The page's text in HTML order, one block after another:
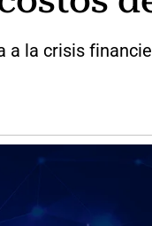
la crisis